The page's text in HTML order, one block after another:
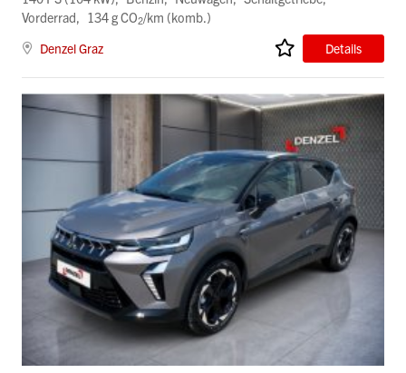
Vorderrad
134 g CO2/km (komb.)
Denzel Graz
Details